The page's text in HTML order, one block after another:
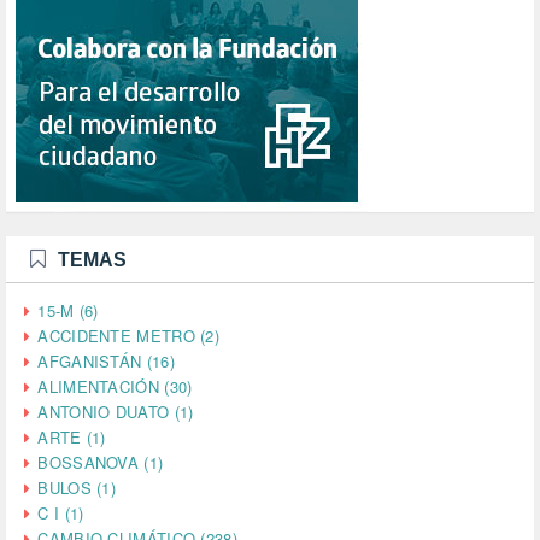
TEMAS
15-M (6)
ACCIDENTE METRO (2)
AFGANISTÁN (16)
ALIMENTACIÓN (30)
ANTONIO DUATO (1)
ARTE (1)
BOSSANOVA (1)
BULOS (1)
C I (1)